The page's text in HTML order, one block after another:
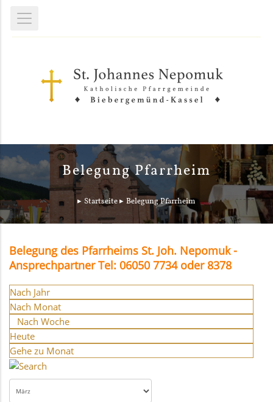
Belegung Pfarrheim
Startseite Belegung Pfarrheim
Belegung des Pfarrheims St. Joh. Nepomuk -
Ansprechpartner Tel: 06050 7734 oder 8378
Nach Jahr
Nach Monat
Nach Woche
Heute
Gehe zu Monat